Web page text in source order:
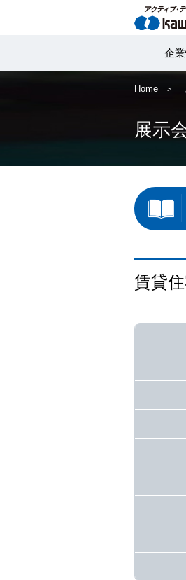
企
Home
展示
賃貸